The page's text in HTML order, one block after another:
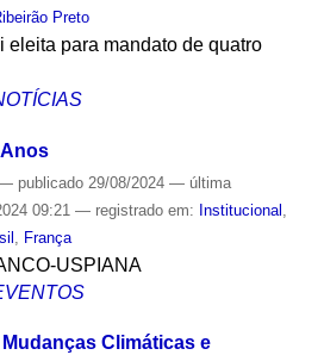
Preto
eleita para mandato de quatro
publicado29/08/2024 — última
09:21 — registrado em: Institucional
França
USPIANA
Climáticas e